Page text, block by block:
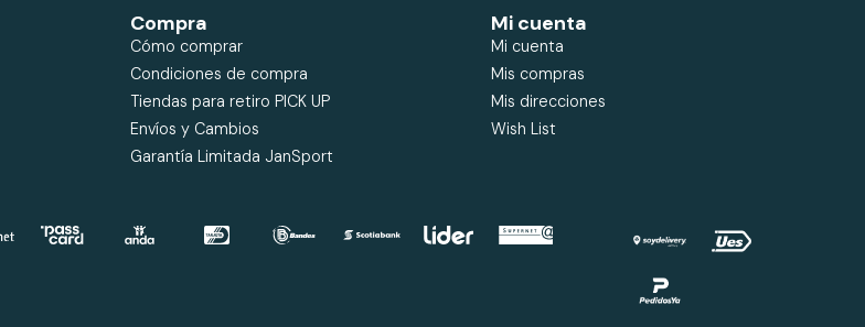
Compra
Cómo comprar
Condiciones de compra
Tiendas para retiro PICK UP
Envíos y Cambios
Garantía Limitada JanSport
Mi cuenta
Mi cuenta
Mis compras
Mis direcciones
Wish List